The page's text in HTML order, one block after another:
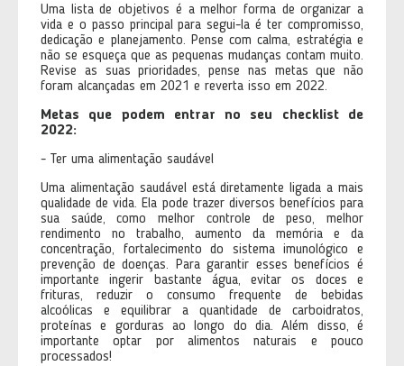
Uma lista de objetivos é a melhor forma de organizar a
vida e o passo principal para segui-la é ter compromisso,
dedicação e planejamento. Pense com calma, estratégia e
não se esqueça que as pequenas mudanças contam muito.
Revise as suas prioridades, pense nas metas que não
foram alcançadas em 2021 e reverta isso em 2022.
Metas que podem entrar no seu checklist de
2022:
- Ter uma alimentação saudável
Uma alimentação saudável está diretamente ligada a mais
qualidade de vida. Ela pode trazer diversos benefícios para
sua saúde, como melhor controle de peso, melhor
rendimento no trabalho, aumento da memória e da
concentração, fortalecimento do sistema imunológico e
prevenção de doenças. Para garantir esses benefícios é
importante ingerir bastante água, evitar os doces e
frituras, reduzir o consumo frequente de bebidas
alcoólicas e equilibrar a quantidade de carboidratos,
proteínas e gorduras ao longo do dia. Além disso, é
importante optar por alimentos naturais e pouco
processados!